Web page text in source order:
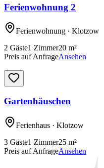
Ferienwohnung 2
Ferienwohnung · Klotzow
2 Gäste1 Zimmer20 m²
Preis auf AnfrageAnsehen
Gartenhäuschen
Ferienhaus · Klotzow
3 Gäste1 Zimmer25 m²
Preis auf AnfrageAnsehen